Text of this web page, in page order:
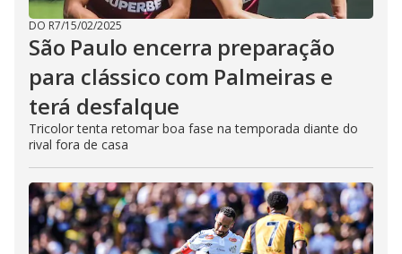
DO R7/15/02/2025
São Paulo encerra preparação
para clássico com Palmeiras e
terá desfalque
Tricolor tenta retomar boa fase na temporada diante do
rival fora de casa